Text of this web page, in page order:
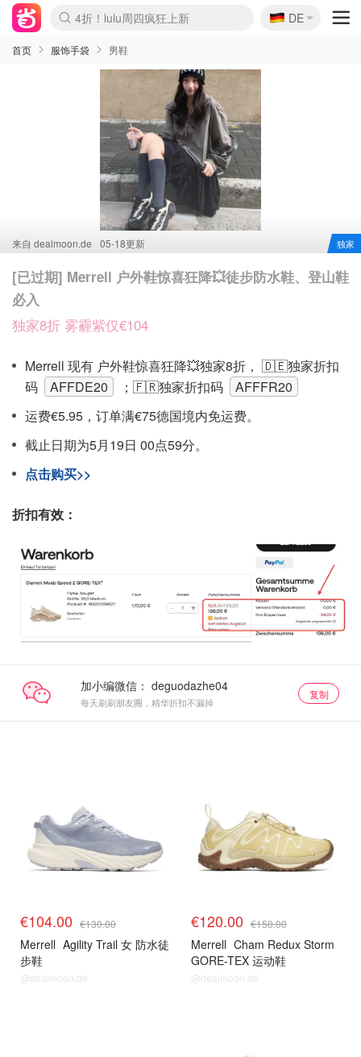
Boticinal 夏促开抢！
4折！lulu周四疯狂上新
还没结束！&OtherStories大促
Joybuy变相75折 随时失效
速领！Stanley独家85折
疑似霸哥！Camper额外叠85折
Zalando 奥莱闪促！每日更新
Moncler反季囤！5折起+叠9折
Coach Brooklyn仅€192
🇩🇪
DE
首页 服饰手袋 男鞋
来自 dealmoon.de 05-18更新 独家
[已过期] Merrell 户外鞋惊喜狂降💥徒步防水鞋、登山鞋
必入
独家8折 雾霾紫仅€104
Merrell 现有 户外鞋惊喜狂降💥独家8折， 🇩🇪独家折扣
码
AFFDE20 ；🇫🇷独家折扣码
AFFFR20
运费€5.95，订单满€75德国境内免运费。
截止日期为5月19日 00点59分。
点击购买>>
折扣有效：
加小编微信：
每天刷刷朋友圈，精华折扣不漏掉
复制
€104.00 €130.00
Merrell Agility Trail 女 防水徒
步鞋
@dealmoon.de
€120.00 €150.00
Merrell Cham Redux Storm
GORE-TEX 运动鞋
@dealmoon.de